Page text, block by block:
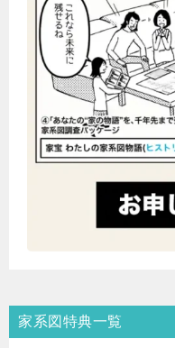
家系図特典一覧